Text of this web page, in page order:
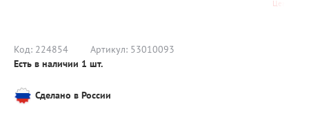
кварц.,
Цена за
Код: 224854 Артикул: 53010093
Есть в наличии 1 шт.
Сделано в России